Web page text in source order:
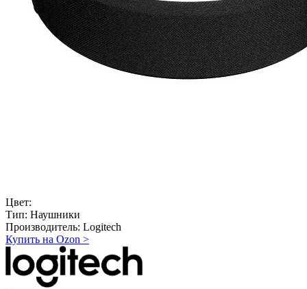
Цвет:
Тип: Наушники
Производитель: Logitech
Купить на Ozon >